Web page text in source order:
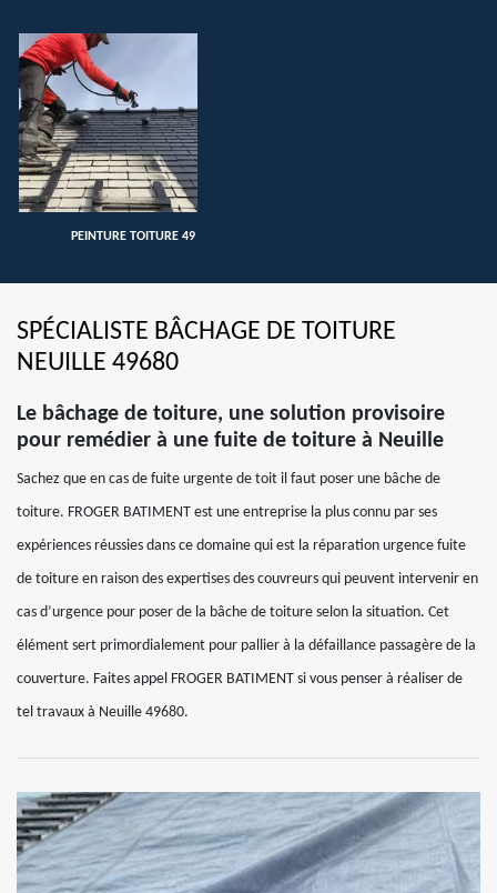
PEINTURE TOITURE 49
SPÉCIALISTE BÂCHAGE DE TOITURE
NEUILLE 49680
Le bâchage de toiture, une solution provisoire
pour remédier à une fuite de toiture à Neuille
Sachez que en cas de fuite urgente de toit il faut poser une bâche de
toiture. FROGER BATIMENT est une entreprise la plus connu par ses
expériences réussies dans ce domaine qui est la réparation urgence fuite
de toiture en raison des expertises des couvreurs qui peuvent intervenir en
cas d’urgence pour poser de la bâche de toiture selon la situation. Cet
élément sert primordialement pour pallier à la défaillance passagère de la
couverture. Faites appel FROGER BATIMENT si vous penser à réaliser de
tel travaux à Neuille 49680.